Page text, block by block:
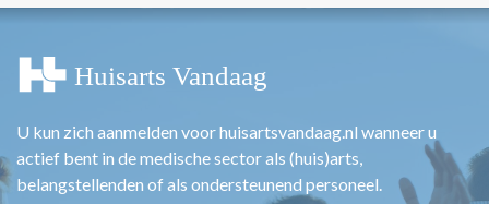
U kun zich aanmelden voor huisartsvandaag.nl wanneer u
actief bent in de medische sector als (huis)arts,
belangstellenden of als ondersteunend personeel.